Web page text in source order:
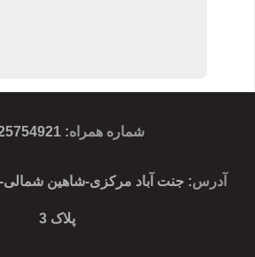
شماره همراه:
آدرس: جنت آباد مرکزی-شاهین شمالی-
پلاک 3